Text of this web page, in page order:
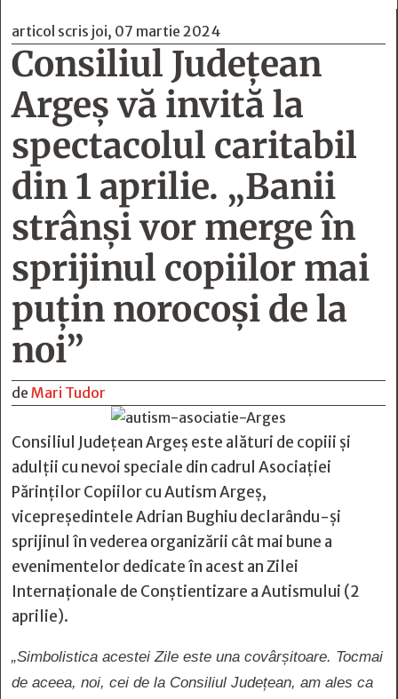
articol scris joi, 07 martie 2024
Consiliul Județean
Argeș vă invită la
spectacolul caritabil
din 1 aprilie. „Banii
strânși vor merge în
sprijinul copiilor mai
puțin norocoși de la
noi”
de Mari Tudor
Consiliul Județean Argeș este alături de copiii și
adulții cu nevoi speciale din cadrul Asociației
Părinților Copiilor cu Autism Argeș,
vicepreședintele Adrian Bughiu declarându-și
sprijinul în vederea organizării cât mai bune a
evenimentelor dedicate în acest an Zilei
Internaționale de Conștientizare a Autismului (2
aprilie).
„Simbolistica acestei Zile este una covârșitoare. Tocmai
de aceea, noi, cei de la Consiliul Județean, am ales ca